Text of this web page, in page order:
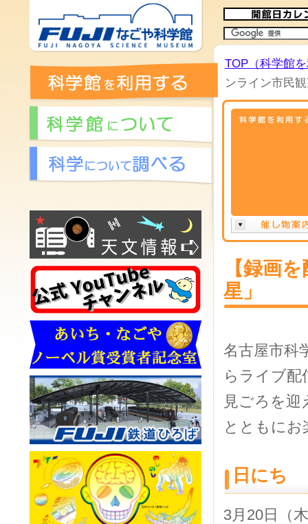
TOP（科学館
ンライン市民
【録画
星」
名古屋市科
らライブ配
見ごろを迎
とともに
日にち
3月20日（